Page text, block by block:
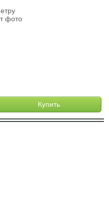
фото
Купить